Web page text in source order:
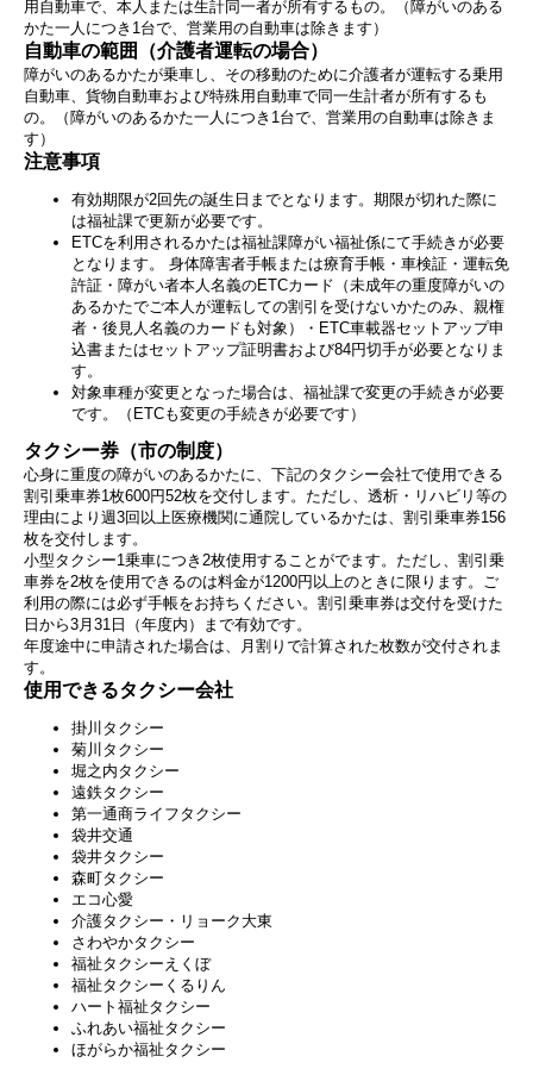
用自動車で、本人または生計同一者が所有するもの。（障がいのある
かた一人につき1台で、営業用の自動車は除きます）
自動車の範囲（介護者運転の場合）
障がいのあるかたが乗車し、その移動のために介護者が運転する乗用
自動車、貨物自動車および特殊用自動車で同一生計者が所有するも
の。（障がいのあるかた一人につき1台で、営業用の自動車は除きま
す）
注意事項
有効期限が2回先の誕生日までとなります。期限が切れた際に
は福祉課で更新が必要です。
ETCを利用されるかたは福祉課障がい福祉係にて手続きが必要
となります。 身体障害者手帳または療育手帳・車検証・運転免
許証・障がい者本人名義のETCカード（未成年の重度障がいの
あるかたでご本人が運転しての割引を受けないかたのみ、親権
者・後見人名義のカードも対象）・ETC車載器セットアップ申
込書またはセットアップ証明書および84円切手が必要となりま
す。
対象車種が変更となった場合は、福祉課で変更の手続きが必要
です。（ETCも変更の手続きが必要です）
タクシー券（市の制度）
心身に重度の障がいのあるかたに、下記のタクシー会社で使用できる
割引乗車券1枚600円52枚を交付します。ただし、透析・リハビリ等の
理由により週3回以上医療機関に通院しているかたは、割引乗車券156
枚を交付します。
小型タクシー1乗車につき2枚使用することがでます。ただし、割引乗
車券を2枚を使用できるのは料金が1200円以上のときに限ります。ご
利用の際には必ず手帳をお持ちください。割引乗車券は交付を受けた
日から3月31日（年度内）まで有効です。
年度途中に申請された場合は、月割りで計算された枚数が交付されま
す。
使用できるタクシー会社
掛川タクシー
菊川タクシー
堀之内タクシー
遠鉄タクシー
第一通商ライフタクシー
袋井交通
袋井タクシー
森町タクシー
エコ心愛
介護タクシー・リョーク大東
さわやかタクシー
福祉タクシーえくぼ
福祉タクシーくるりん
ハート福祉タクシー
ふれあい福祉タクシー
ほがらか福祉タクシー